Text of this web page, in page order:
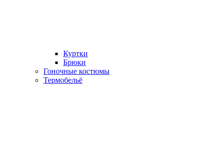
Куртки
Брюки
Гоночные костюмы
Термобельё